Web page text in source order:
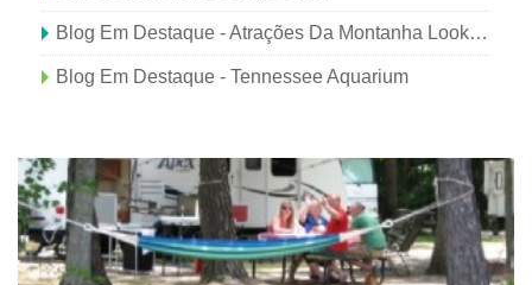
Blog Em Destaque - Atrações Da Montanha Lookout
Blog Em Destaque - Tennessee Aquarium